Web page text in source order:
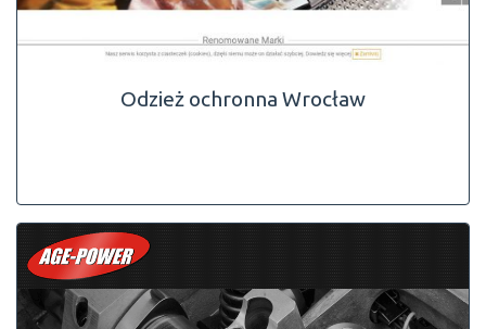
Odzież ochronna Wrocław